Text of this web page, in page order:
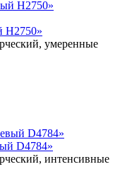
H2750»
умеренные
D4784»
интенсивные